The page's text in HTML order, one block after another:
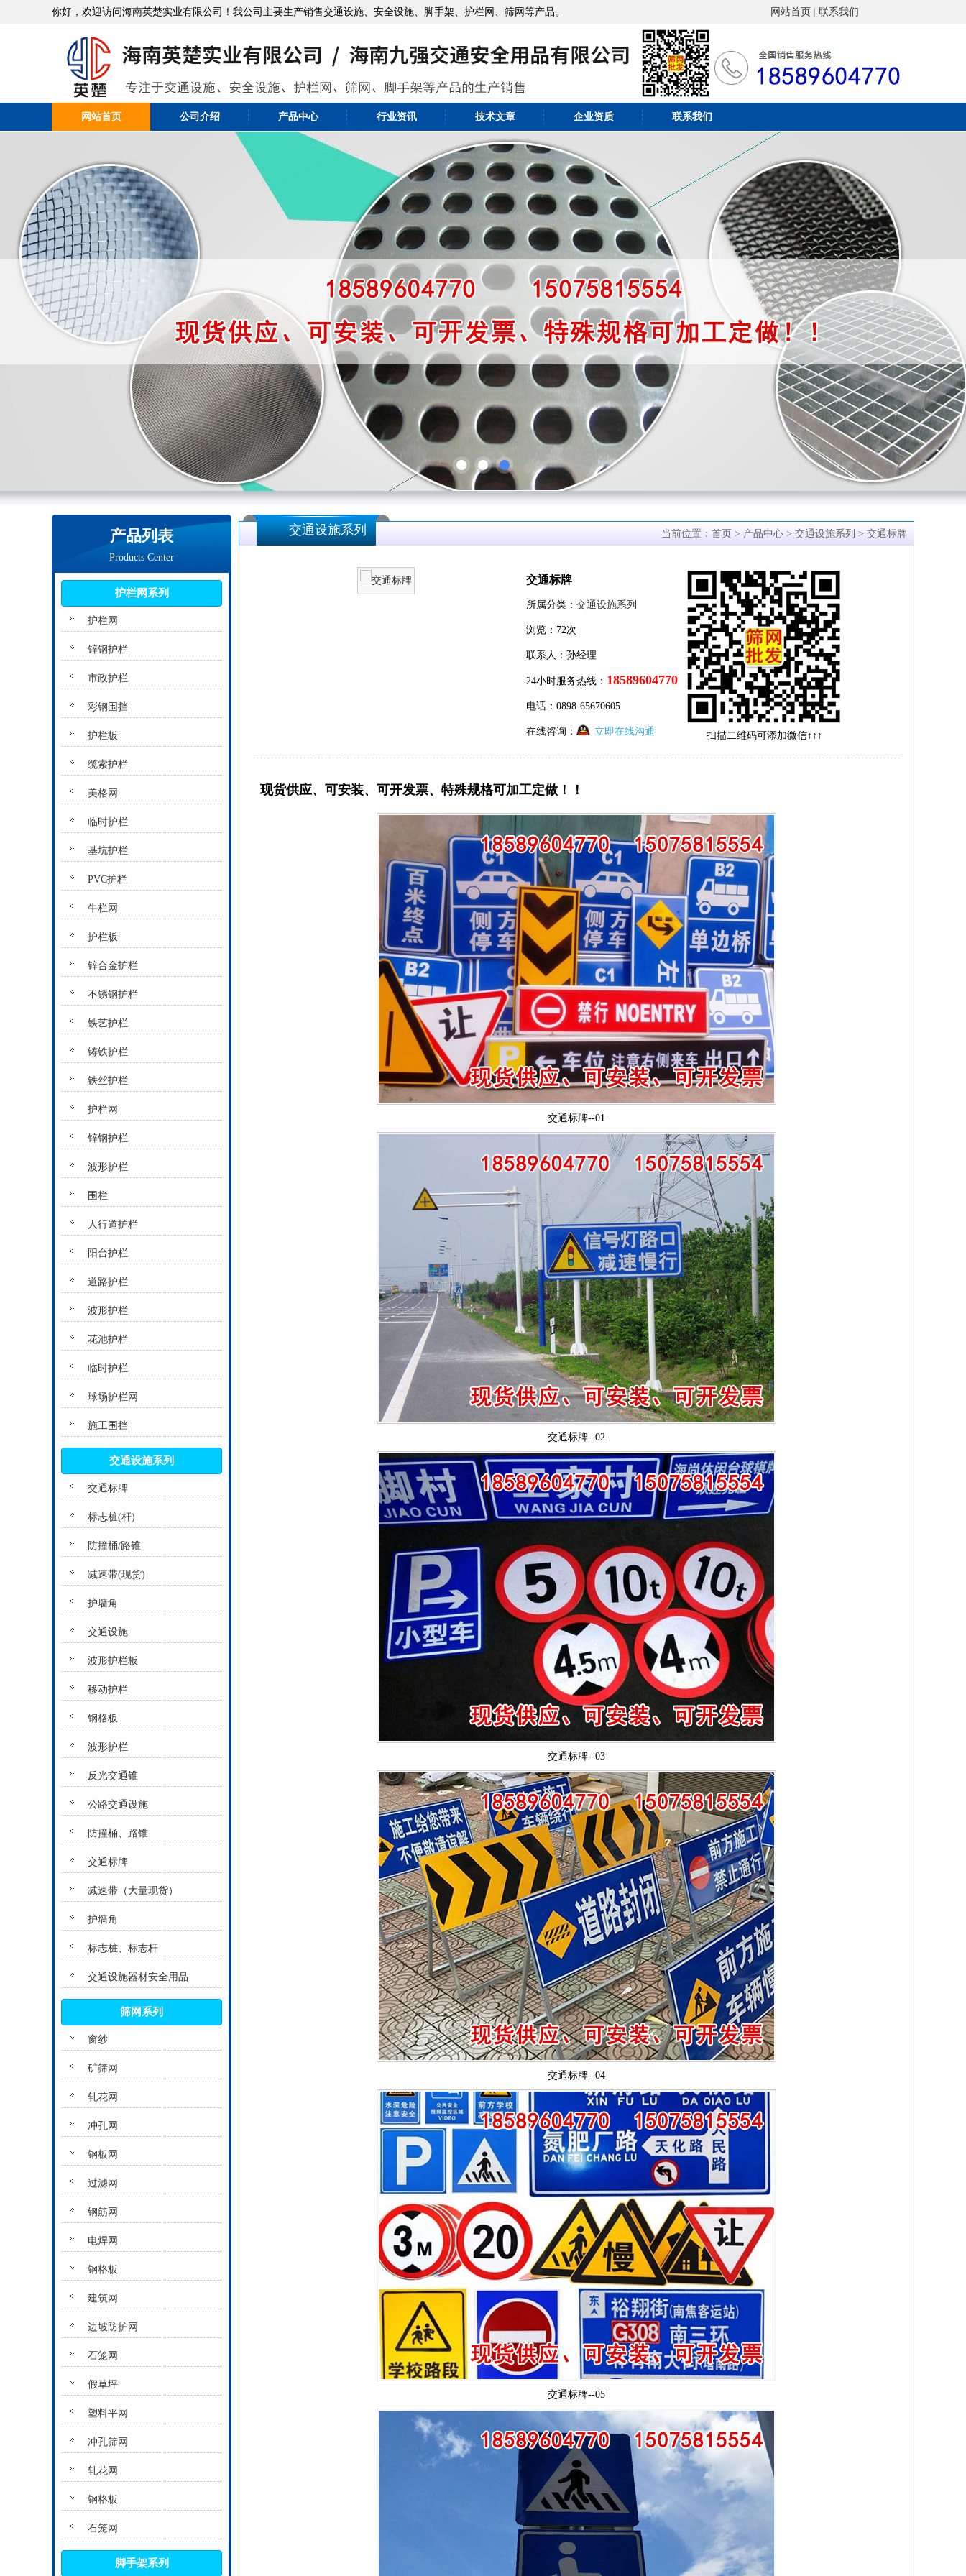
你好，欢迎访问海南英楚实业有限公司！我公司主要生产销售交通设施、安全设施、脚手架、护栏网、筛网等产品。 网站首页 联系我们
网站首页 公司介绍 产品中心 行业资讯 技术文章 企业资质 联系我们
产品列表
Products Center
护栏网系列
护栏网
锌钢护栏
市政护栏
彩钢围挡
护栏板
缆索护栏
美格网
临时护栏
基坑护栏
PVC护栏
牛栏网
护栏板
锌合金护栏
不锈钢护栏
铁艺护栏
铸铁护栏
铁丝护栏
护栏网
锌钢护栏
波形护栏
围栏
人行道护栏
阳台护栏
道路护栏
波形护栏
花池护栏
临时护栏
球场护栏网
施工围挡
交通设施系列
交通标牌
标志桩(杆)
防撞桶/路锥
减速带(现货)
护墙角
交通设施
波形护栏板
移动护栏
钢格板
波形护栏
反光交通锥
公路交通设施
防撞桶、路锥
交通标牌
减速带（大量现货）
护墙角
标志桩、标志杆
交通设施器材安全用品
筛网系列
窗纱
矿筛网
轧花网
冲孔网
钢板网
过滤网
钢筋网
电焊网
钢格板
建筑网
边坡防护网
石笼网
假草坪
塑料平网
冲孔筛网
轧花网
钢格板
石笼网
脚手架系列
交通设施系列 当前位置： 首页 > 产品中心 > 交通设施系列 > 交通标牌
交通标牌
所属分类： 交通设施系列
浏览： 72次
联系人：孙经理
24小时服务热线： 18589604770
电话：0898-65670605
在线咨询： 立即在线沟通 扫描二维码可添加微信↑↑↑
现货供应、可安装、可开发票、特殊规格可加工定做！！
交通标牌--01
交通标牌--02
交通标牌--03
交通标牌--04
交通标牌--05